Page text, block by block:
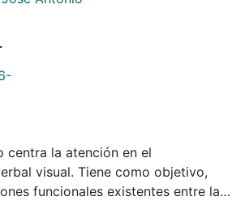
centra la atención en el
visual. Tiene como objetivo,
funcionales existentes entre las